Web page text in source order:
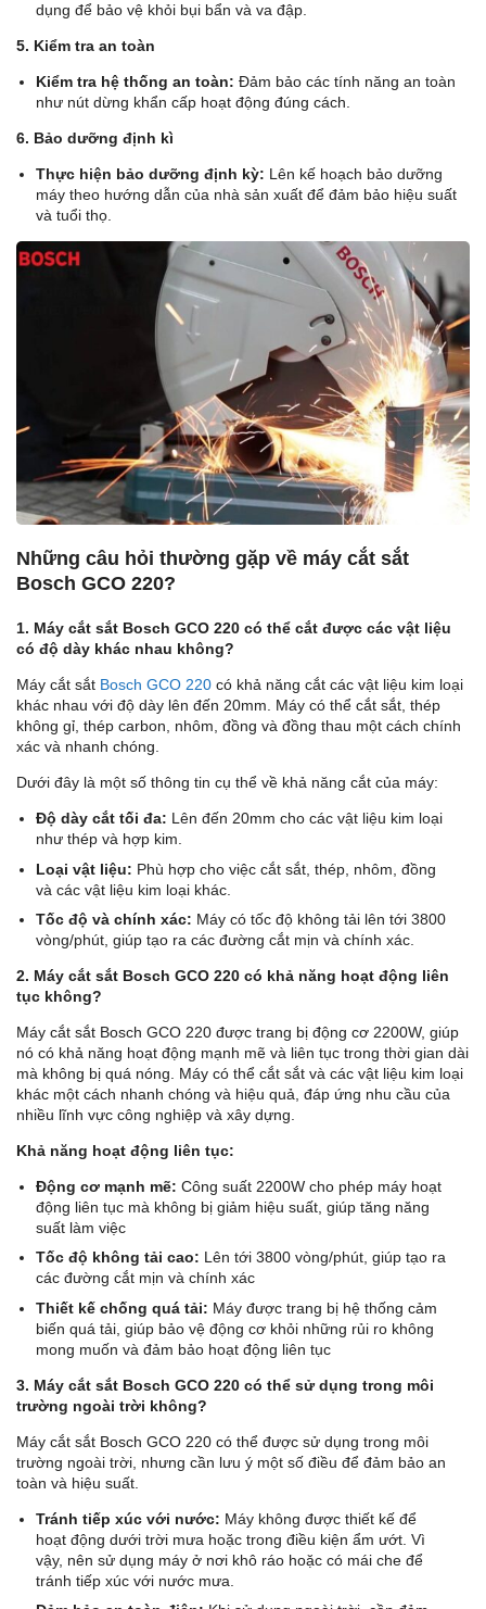
dụng để bảo vệ khỏi bụi bẩn và va đập.
5. Kiểm tra an toàn
Kiểm tra hệ thống an toàn: Đảm bảo các tính năng an toàn
như nút dừng khẩn cấp hoạt động đúng cách.
6. Bảo dưỡng định kì
Thực hiện bảo dưỡng định kỳ: Lên kế hoạch bảo dưỡng
máy theo hướng dẫn của nhà sản xuất để đảm bảo hiệu suất
và tuổi thọ.
Những câu hỏi thường gặp về máy cắt sắt
Bosch GCO 220?
1. Máy cắt sắt Bosch GCO 220 có thể cắt được các vật liệu
có độ dày khác nhau không?
Máy cắt sắt Bosch GCO 220 có khả năng cắt các vật liệu kim loại
khác nhau với độ dày lên đến 20mm. Máy có thể cắt sắt, thép
không gỉ, thép carbon, nhôm, đồng và đồng thau một cách chính
xác và nhanh chóng.
Dưới đây là một số thông tin cụ thể về khả năng cắt của máy:
Độ dày cắt tối đa: Lên đến 20mm cho các vật liệu kim loại
như thép và hợp kim.
Loại vật liệu: Phù hợp cho việc cắt sắt, thép, nhôm, đồng
và các vật liệu kim loại khác.
Tốc độ và chính xác: Máy có tốc độ không tải lên tới 3800
vòng/phút, giúp tạo ra các đường cắt mịn và chính xác.
2. Máy cắt sắt Bosch GCO 220 có khả năng hoạt động liên
tục không?
Máy cắt sắt Bosch GCO 220 được trang bị động cơ 2200W, giúp
nó có khả năng hoạt động mạnh mẽ và liên tục trong thời gian dài
mà không bị quá nóng. Máy có thể cắt sắt và các vật liệu kim loại
khác một cách nhanh chóng và hiệu quả, đáp ứng nhu cầu của
nhiều lĩnh vực công nghiệp và xây dựng.
Khả năng hoạt động liên tục:
Động cơ mạnh mẽ: Công suất 2200W cho phép máy hoạt
động liên tục mà không bị giảm hiệu suất, giúp tăng năng
suất làm việc
Tốc độ không tải cao: Lên tới 3800 vòng/phút, giúp tạo ra
các đường cắt mịn và chính xác
Thiết kế chống quá tải: Máy được trang bị hệ thống cảm
biến quá tải, giúp bảo vệ động cơ khỏi những rủi ro không
mong muốn và đảm bảo hoạt động liên tục
3. Máy cắt sắt Bosch GCO 220 có thể sử dụng trong môi
trường ngoài trời không?
Máy cắt sắt Bosch GCO 220 có thể được sử dụng trong môi
trường ngoài trời, nhưng cần lưu ý một số điều để đảm bảo an
toàn và hiệu suất.
Tránh tiếp xúc với nước: Máy không được thiết kế để
hoạt động dưới trời mưa hoặc trong điều kiện ẩm ướt. Vì
vậy, nên sử dụng máy ở nơi khô ráo hoặc có mái che để
tránh tiếp xúc với nước mưa.